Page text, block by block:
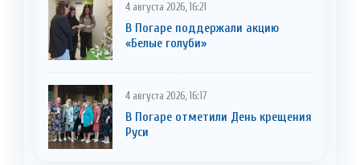
4 августа 2026, 16:21
В Погаре поддержали акцию
«Белые голуби»
4 августа 2026, 16:17
В Погаре отметили День крещения
Руси